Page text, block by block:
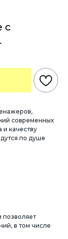
с
современных
и качеству
по душе
позволяет
в том числе